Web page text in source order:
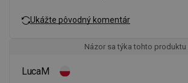
Ukážte pôvodný komentár
Názor sa týka tohto produktu
LucaM